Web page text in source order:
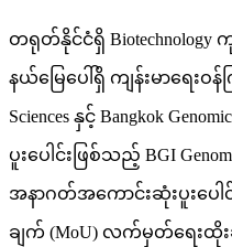
တရုတ်နိုင်ငံရှိ Biotechnology
နယ်မြေပေါ်ရှိ ကျန်းမာရေးဝန်က
Sciences နှင့် Bangkok
ပူးပေါင်းဖြစ်သည့် BGI
အနာဂတ်အကောင်းဆုံးပူးပေ
ချက် (MoU) လက်မှတ်ရေးထို